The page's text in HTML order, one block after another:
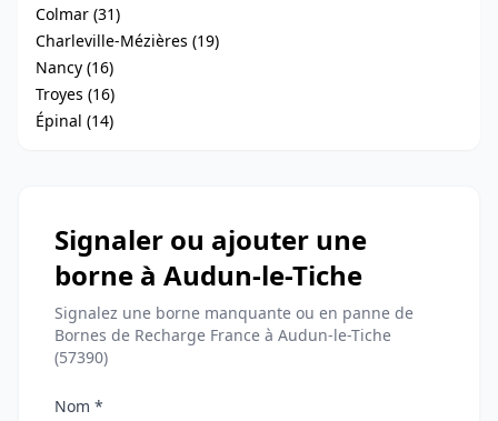
Colmar (31)
Charleville-Mézières (19)
Nancy (16)
Troyes (16)
Épinal (14)
Signaler ou ajouter une
borne à Audun-le-Tiche
Signalez une borne manquante ou en panne de
Bornes de Recharge France à Audun-le-Tiche
(57390)
Nom *